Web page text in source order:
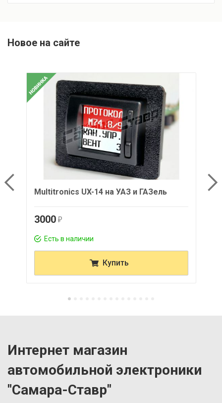
Новое на сайте
Multitronics UX-14 на УАЗ и ГАЗель
3000 r
Есть в наличии
Купить
Интернет магазин
автомобильной электроники
"Самара-Ставр"